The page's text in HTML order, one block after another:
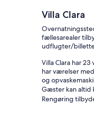
Villa Clara
fællesarealer
udflugter/
Villa Clara har
har værelser
og
Gæster kan altid
Rengøring